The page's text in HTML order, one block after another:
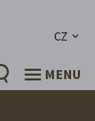
CZ
MENU